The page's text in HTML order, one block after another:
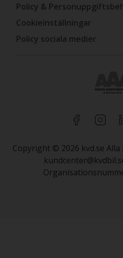
Policy &
Cookieinställningar
Policy sociala medier
Copyright © 2026 kvd.se